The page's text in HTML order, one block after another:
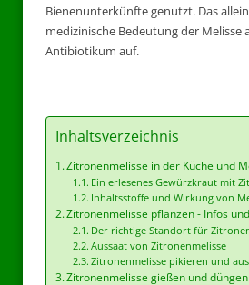
Bienenunterkünfte genutzt. Das
medizinische Bedeutung der Melisse
Antibiotikum auf.
Inhaltsverzeichnis
Zitronenmelisse in der Küche und
Ein erlesenes Gewürzkraut mit
Inhaltsstoffe und Wirkung von
Zitronenmelisse pflanzen - Infos
Der richtige Standort für
Aussaat von Zitronenmelisse
Zitronenmelisse pikieren und
Zitronenmelisse gießen und düngen